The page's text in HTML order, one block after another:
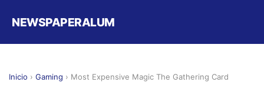
NEWSPAPERALUM
Inicio › Gaming › Most Expensive Magic The Gathering Card